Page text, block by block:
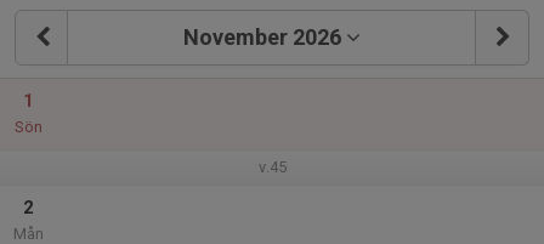
November 2026
1
Sön
v.45
2
Mån